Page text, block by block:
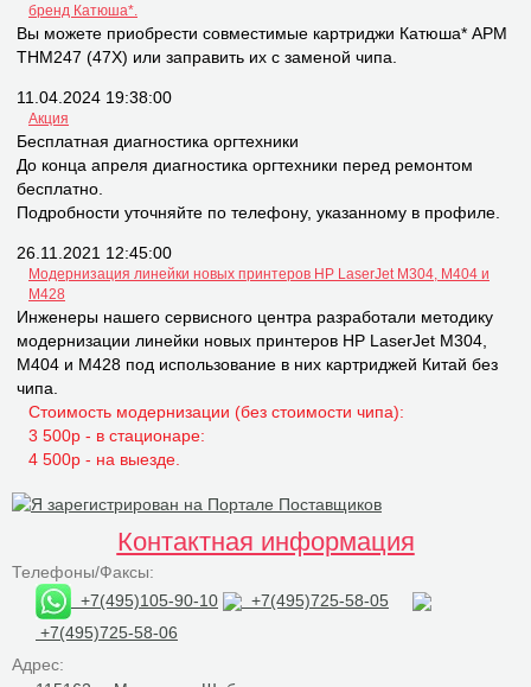
бренд Катюша*.
Вы можете приобрести совместимые картриджи Катюша* APM
THM247 (47X) или заправить их с заменой чипа.
11.04.2024 19:38:00
Акция
Бесплатная диагностика оргтехники
До конца апреля диагностика оргтехники перед ремонтом
бесплатно.
Подробности уточняйте по телефону, указанному в профиле.
26.11.2021 12:45:00
Модернизация линейки новых принтеров НР LaserJet M304, M404 и
M428
Инженеры нашего сервисного центра разработали методику
модернизации линейки новых принтеров НР LaserJet M304,
M404 и M428 под использование в них картриджей Китай без
чипа.
Стоимость модернизации (без стоимости чипа):
3 500р - в стационаре:
4 500р - на выезде.
Контактная информация
Телефоны/Факсы:
+7(495)105-90-10
+7(495)725-58-05
+7(495)725-58-06
Адрес: